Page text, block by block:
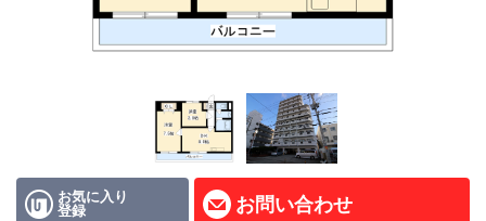
LINE公式アカウント
会社概要お気に入り
登録 お問い合わせ